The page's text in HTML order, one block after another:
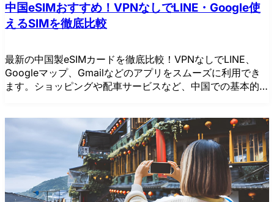
中国eSIMおすすめ！VPNなしでLINE・Google使
えるSIMを徹底比較
最新の中国製eSIMカードを徹底比較！VPNなしでLINE、
Googleマップ、Gmailなどのアプリをスムーズに利用でき
ます。ショッピングや配車サービスなど、中国での基本的な